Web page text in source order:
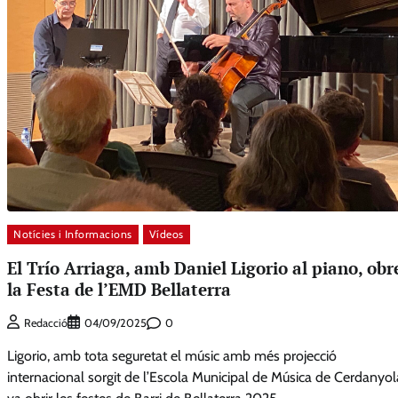
Notícies i Informacions Vídeos
El Trío Arriaga, amb Daniel Ligorio al piano,
la Festa de l’EMD Bellaterra
Redacció 04/09/2025 0
Ligorio, amb tota seguretat el músic amb més projecció
internacional sorgit de l’Escola Municipal de Música de